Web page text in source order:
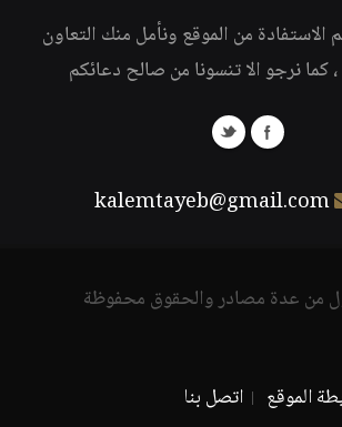
الاستفادة من الموقع ونأمل منك التعاون
كما نرجو الا تنسونا من صالح دعائكم
kalemtayeb@gmail.com
من عدة مصادر والحقوق محفوظة
الموقع اتصل بنا